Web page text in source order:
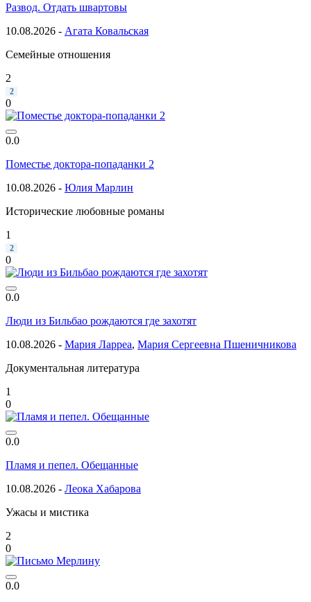
Развод. Отдать швартовы
10.08.2026 - Агата Ковальская
Семейные отношения
2
2
0
0.0
Поместье доктора-попаданки 2
10.08.2026 - Юлия Марлин
Исторические любовные романы
1
2
0
0.0
Люди из Бильбао рождаются где захотят
10.08.2026 - Мария Ларреа, Мария Сергеевна Пшеничникова
Документальная литература
1
0
0.0
Пламя и пепел. Обещанные
10.08.2026 - Леока Хабарова
Ужасы и мистика
2
0
0.0